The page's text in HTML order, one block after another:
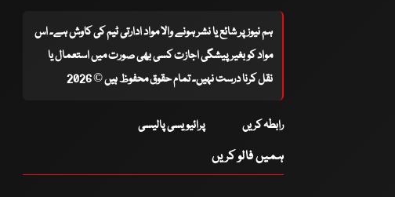
ہم نیوز پر شائع یا نشر ہونے والا مواد ادارتی ٹیم کی کاوش ہے۔ اس
مواد کو بغیر پیشگی اجازت کسی بھی صورت میں استعمال یا
نقل کرنا درست نہیں۔ تمام حقوق محفوظ ہیں © 2026
رابطہ کریں پرائیویسی پالیسی
ہمیں فالو کریں